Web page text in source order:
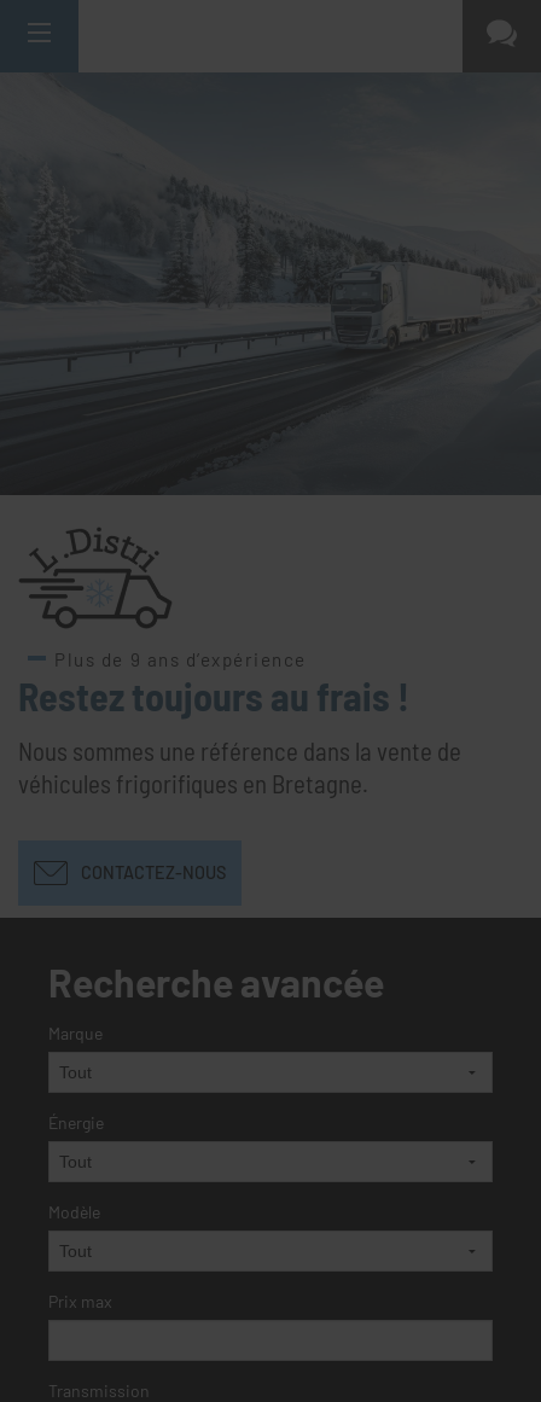
Plus de 9 ans d’expérience
Restez toujours au frais !
Nous sommes une référence dans la vente de
véhicules frigorifiques en Bretagne.
CONTACTEZ-NOUS
Recherche avancée
Marque
Énergie
Modèle
Prix max
Transmission